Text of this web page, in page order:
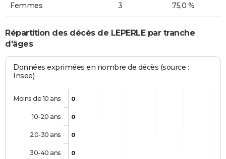
Femmes 3 75,0 %
Répartition des décès de LEPERLE par tranche
d'âges
Données exprimées en nombre de décès (source :
Insee)
0
0
0
0
Moins de 10 ans
10-20 ans
20-30 ans
30-40 ans